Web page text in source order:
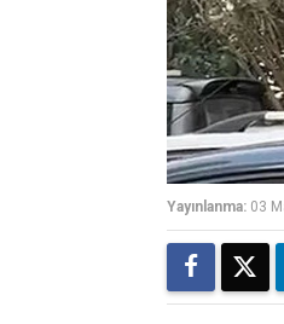
Yayınlanma: 03